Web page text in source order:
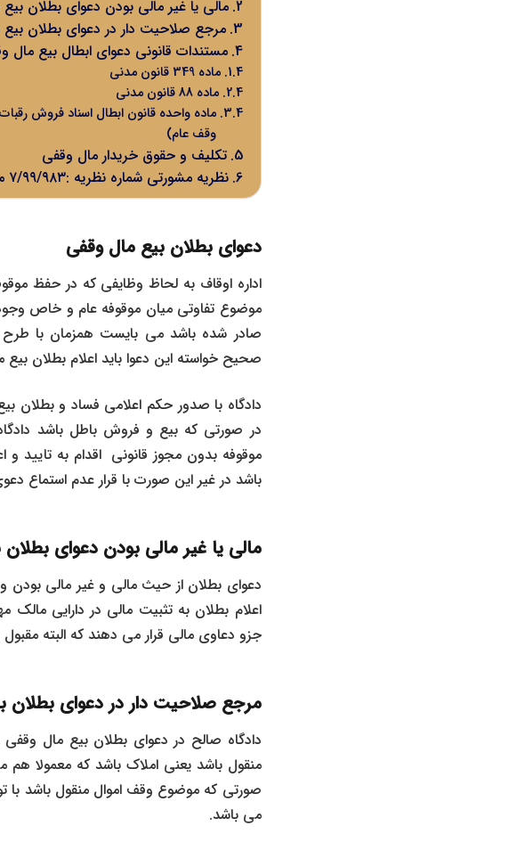
مالی یا غیر مالی بودن دعوای بطلان
مرجع صلاحیت دار در دعوای بطلان
مستندات قانونی دعوای ابطال بیع مال
ماده 349 قانون مدنی
ماده 88 قانون مدنی
وقف عام)
تکلیف و حقوق خریدار مال وقفی
نظریه مشورتی شماره نظریه :۷/۹۹/۹۸۳ مورخ ۱۳۹۹/۰۸/۲۷ با موضوع بطلان بیع مال وقفی
دعوای بطلان بیع مال وقفی
اداره اوقاف به لحاظ وظایفی که در حفظ
موضوع تفاوتی میان موقوفه عام و خاص
صادر شده باشد می بایست همزمان با طرح
صحیح خواسته این دعوا باید اعلام بطلان
دادگاه با صدور حکم اعلامی فساد و بطلان
در صورتی که بیع و فروش باطل باشد
موقوفه بدون مجوز قانونی اقدام به تایید و
باشد در غیر این صورت با قرار عدم استماع
مالی یا غیر مالی بودن دعوای
دعوای بطلان از حیث مالی و غیر مالی بودن
اعلام بطلان به تثبیت مالی در دارایی مالک
جزو دعاوی مالی قرار می دهند که البته
مرجع صلاحیت دار دردعوای بطلان
دادگاه صالح در دعوای بطلان بیع مال وقفی
منقول باشد یعنی املاک باشد که معمولا
صورتی که موضوع وقف اموال منقول باشد با
می باشد.